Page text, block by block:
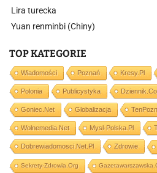
Lira turecka
Yuan renminbi (Chiny)
TOP KATEGORIE
Wiadomości Poznań Kresy.pl
Polonia Publicystyka
Goniec.net Globalizacja
Wolnemedia.net Mysl-Polska.pl
Dobrewiadomosci.net.pl Zdrowie
Sekrety-Zdrowia.org